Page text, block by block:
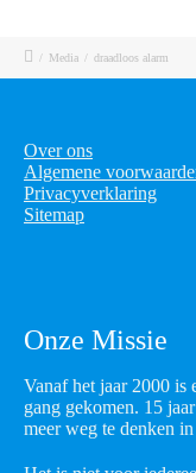
/ Media / draadloos alarm
Over ons
Algemene
Privacyverklaring
Sitemap
Onze Missie
Vanaf het jaar 2000 is
gang gekomen. 15
meer weg te denken